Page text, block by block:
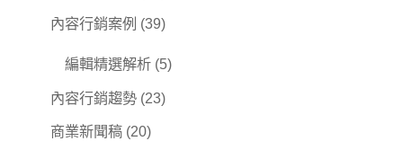
內容行銷案例 (39)
編輯精選解析 (5)
內容行銷趨勢 (23)
商業新聞稿 (20)